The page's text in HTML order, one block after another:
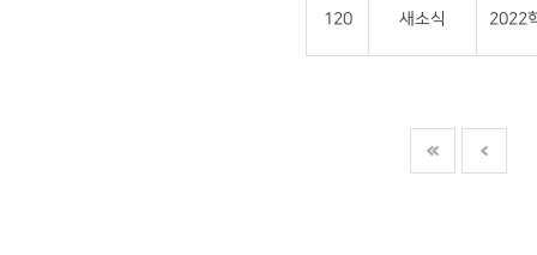
120 새소식 2022